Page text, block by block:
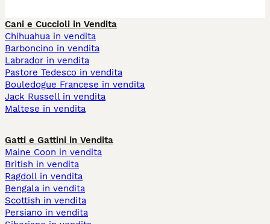
Cani e Cuccioli in Vendita
Chihuahua in vendita
Barboncino in vendita
Labrador in vendita
Pastore Tedesco in vendita
Bouledogue Francese in vendita
Jack Russell in vendita
Maltese in vendita
Gatti e Gattini in Vendita
Maine Coon in vendita
British in vendita
Ragdoll in vendita
Bengala in vendita
Scottish in vendita
Persiano in vendita